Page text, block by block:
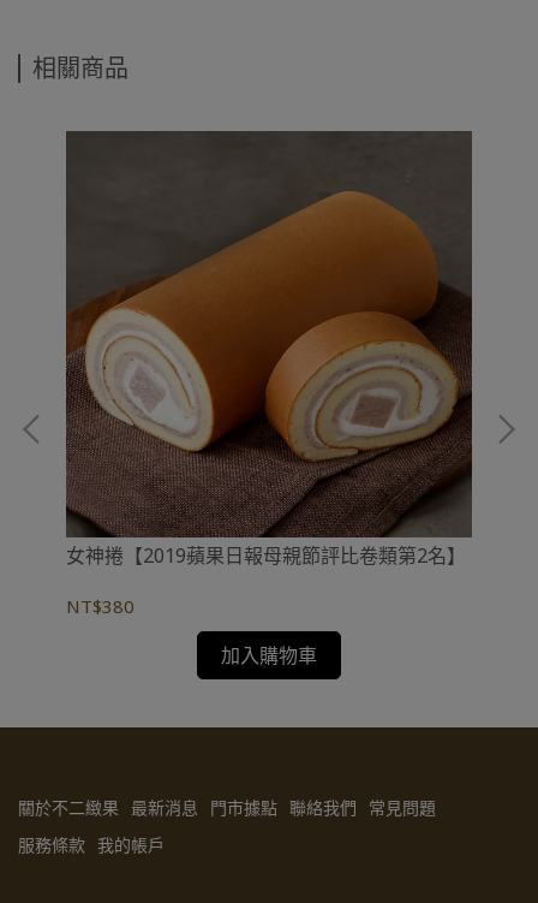
相關商品
女神捲【2019蘋果日報母親節評比卷類第2名】
NT$380
加入購物車
關於不二緻果 最新消息 門市據點 聯絡我們
常見問題
服務條款 我的帳戶